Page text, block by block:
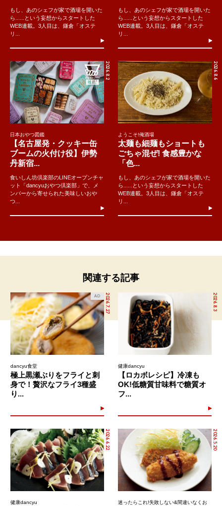
もし、あのシェフが家で酒場を開いた
ら......という妄想からスタートした
WEB連載。3人目は、鎌倉「オステ
リ...
もし、あのシェフが家で酒場を開いた
ら......という妄想からスタートした
WEB連載。3人目は、鎌倉「オステ
リ...
2026.8.2
日本おやつ図鑑
【名古屋発・クッキー缶
ブームの火付け役】伊勢
丹新宿...
食いしん坊倶楽部のLINEオープンチャ
ット「dancyuおやつ倶楽部」で、メ
ンバーから寄せられた美味しいおや
つ...
2026.8.6
ようこそ!俺酒場
太麺も細麺もショートも
ごちゃ混ぜ! 食感豊かな
「色...
もし、あのシェフが家で酒場を開いた
ら......という妄想からスタートした
WEB連載。3人目は、鎌倉「オステ
リ...
関連する記事
2026.7.27
AD
dancyu食堂
極上黒瀬ぶりをフライと刺
身で！贅沢なフライ3種盛
り...
2026.8.3
健康dancyu
【ロカボレシピ】冷凍も
OK!低糖質甘味料で糖質オ
フ...
2026.6.22
健康dancyu
2026.5.20
迷ったらこれ!失敗しない&間違いなくお